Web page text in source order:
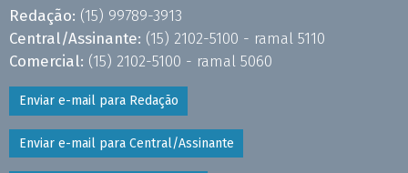
Redação: (15) 99789-3913
Central/Assinante: (15) 2102-5100 - ramal 5110
Comercial: (15) 2102-5100 - ramal 5060
Enviar e-mail para Redação
Enviar e-mail para Central/Assinante